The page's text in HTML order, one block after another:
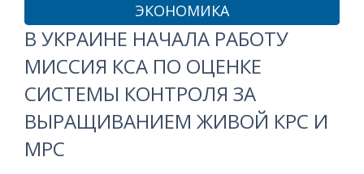
ЭКОНОМИКА
В УКРАИНЕ НАЧАЛА РАБОТУ
МИССИЯ КСА ПО ОЦЕНКЕ
СИСТЕМЫ КОНТРОЛЯ ЗА
ВЫРАЩИВАНИЕМ ЖИВОЙ КРС И
МРС